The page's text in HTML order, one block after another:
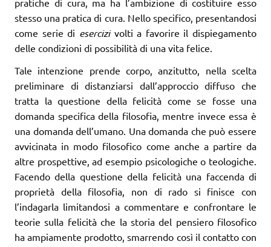
pratiche di cura, ma ha l’ambizione di costituire esso
stesso una pratica di cura. Nello specifico, presentandosi
come serie di esercizi volti a favorire il dispiegamento
delle condizioni di possibilità di una vita felice.
Tale intenzione prende corpo, anzitutto, nella scelta
preliminare di distanziarsi dall’approccio diffuso che
tratta la questione della felicità come se fosse una
domanda specifica della filosofia, mentre invece essa è
una domanda dell’umano. Una domanda che può essere
avvicinata in modo filosofico come anche a partire da
altre prospettive, ad esempio psicologiche o teologiche.
Facendo della questione della felicità una faccenda di
proprietà della filosofia, non di rado si finisce con
l’indagarla limitandosi a commentare e confrontare le
teorie sulla felicità che la storia del pensiero filosofico
ha ampiamente prodotto, smarrendo così il contatto con